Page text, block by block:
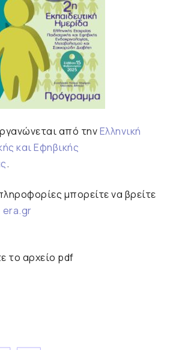
από τηνΕλληνική
και Εφηβικής
.
μπορείτε να βρείτε
era.gr
το αρχείο pdf